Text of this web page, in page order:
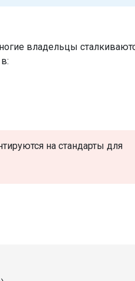
владельцы
на стандарты для